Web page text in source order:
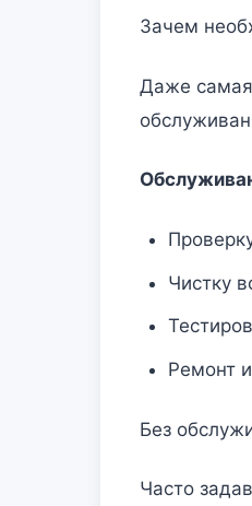
Зачем
Даже самая
Чистку
Ремонт
Без
Часто